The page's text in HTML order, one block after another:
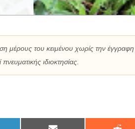
μέρους του κειμένου χωρίς την έγγραφη
ιδιοκτησίας.